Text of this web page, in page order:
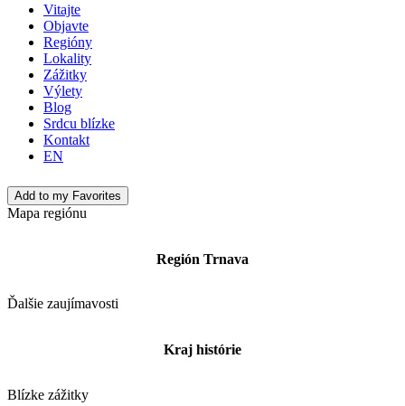
Vitajte
Objavte
Regióny
Lokality
Zážitky
Výlety
Blog
Srdcu blízke
Kontakt
EN
Add to my Favorites
Mapa regiónu
Región Trnava
Ďalšie zaujímavosti
Kraj histórie
Blízke zážitky